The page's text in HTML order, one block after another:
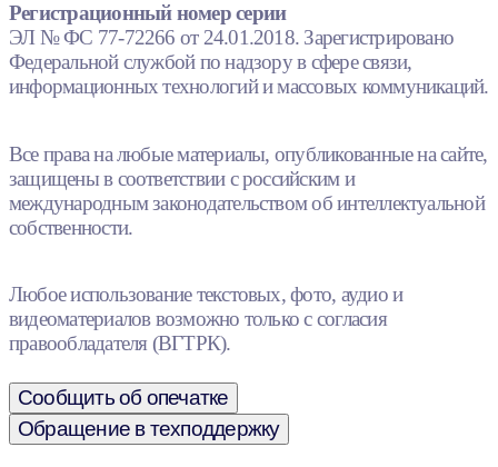
Регистрационный номер серии
ЭЛ № ФС 77-72266 от 24.01.2018. Зарегистрировано
Федеральной службой по надзору в сфере связи,
информационных технологий и массовых коммуникаций.
Все права на любые материалы, опубликованные на сайте,
защищены в соответствии с российским и
международным законодательством об интеллектуальной
собственности.
Любое использование текстовых, фото, аудио и
видеоматериалов возможно только с согласия
правообладателя (ВГТРК).
Сообщить об опечатке
Обращение в техподдержку